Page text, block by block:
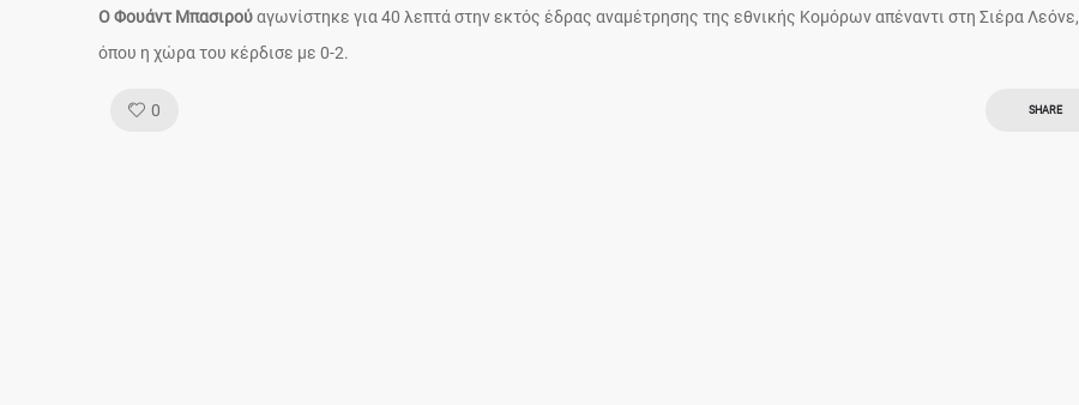
Ο Φουάντ Μπασιρούαγωνίστηκε για 40 λεπτά στην εκτός έδρας αναμέτρησης της εθνικής Κομόρων απέναντι στη Σιέρα Λεόνε,
όπου η χώρα του κέρδισε με 0-2.
0 SHARE